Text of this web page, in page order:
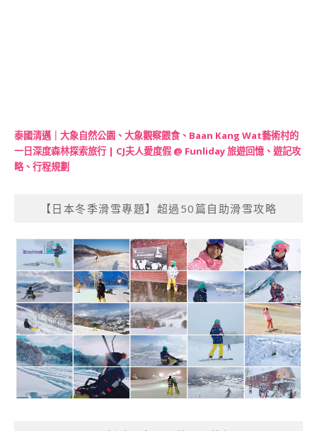
泰國清邁｜大象自然公園、大象觀察餵食、Baan Kang Wat藝術村的
一日深度森林探索旅行 | CJ夫人愛度假 @ Funliday 旅遊回憶、遊記攻
略、行程規劃
【日本冬季滑雪專題】超過50篇自助滑雪攻略